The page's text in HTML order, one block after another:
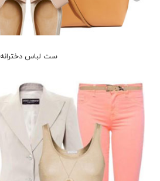
ست لباس دخترانه